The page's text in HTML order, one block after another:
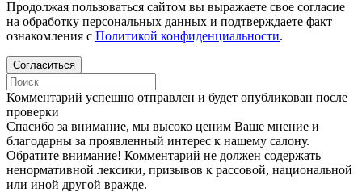
Продолжая пользоваться сайтом вы выражаете свое согласие
на обработку персональных данных и подтверждаете факт
ознакомления с Политикой конфиденциальности.
Согласиться
Комментарий успешно отправлен и будет опубликован после
проверки
Cпасибо за внимание, мы высоко ценим Ваше мнение и
благодарны за проявленный интерес к нашему салону.
Обратите внимание! Комментарий не должен содержать
ненормативной лексики, призывов к рассовой, национальной
или иной другой вражде.